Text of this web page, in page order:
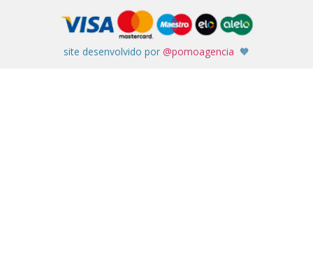
site desenvolvido por @pomoagencia 🧡